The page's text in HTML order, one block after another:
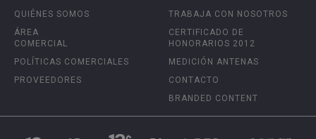
QUIÉNES SOMOS
ÁREA
COMERCIAL
POLÍTICAS COMERCIALES
PROVEEDORES
TRABAJA CON NOSOTROS
CERTIFICADO DE
HONORARIOS 2012
MEDICIÓN ANTENAS
CONTACTO
BRANDED CONTENT